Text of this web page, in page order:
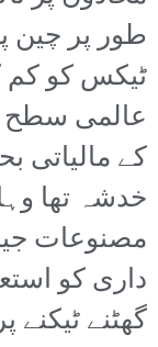
طور پر چین
ٹیکس کو کم
عالمی سطح
کے مالیاتی
خدشہ تھا
مصنوعات
داری کو
گھٹنے ٹیکنے